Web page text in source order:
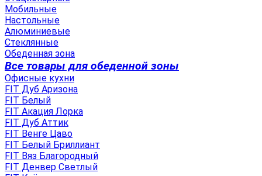
Мобильные
Настольные
Алюминиевые
Стеклянные
Обеденная зона
Все товары для обеденной зоны
Офисные кухни
FIT Дуб Аризона
FIT Белый
FIT Акация Лорка
FIT Дуб Аттик
FIT Венге Цаво
FIT Белый Бриллиант
FIT Вяз Благородный
FIT Денвер Светлый